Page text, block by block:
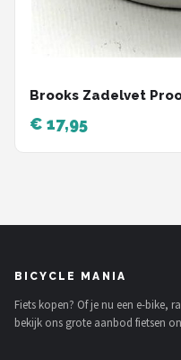
Brooks Zadelvet
€ 17,95
BICYCLE MANIA
Fiets kopen? Of je nu een e-bike,
bekijk ons grote aanbod fietsen